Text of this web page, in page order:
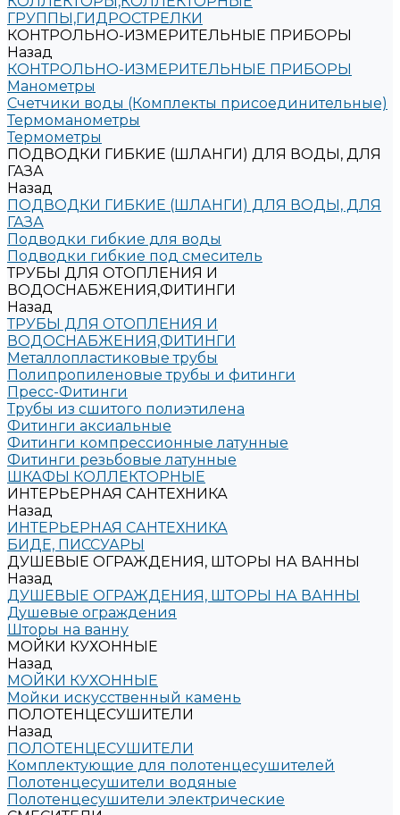
ГРУППЫ,ГИДРОСТРЕЛКИ
КОНТРОЛЬНО-ИЗМЕРИТЕЛЬНЫЕ ПРИБОРЫ
Назад
КОНТРОЛЬНО-ИЗМЕРИТЕЛЬНЫЕ ПРИБОРЫ
Манометры
Счетчики воды (Комплекты присоединительные)
Термоманометры
Термометры
ПОДВОДКИ ГИБКИЕ (ШЛАНГИ) ДЛЯ ВОДЫ, ДЛЯ
ГАЗА
Назад
ПОДВОДКИ ГИБКИЕ (ШЛАНГИ) ДЛЯ ВОДЫ, ДЛЯ
ГАЗА
Подводки гибкие для воды
Подводки гибкие под смеситель
ТРУБЫ ДЛЯ ОТОПЛЕНИЯ И
ВОДОСНАБЖЕНИЯ,ФИТИНГИ
Назад
ТРУБЫ ДЛЯ ОТОПЛЕНИЯ И
ВОДОСНАБЖЕНИЯ,ФИТИНГИ
Металлопластиковые трубы
Полипропиленовые трубы и фитинги
Пресс-Фитинги
Трубы из сшитого полиэтилена
Фитинги аксиальные
Фитинги компрессионные латунные
Фитинги резьбовые латунные
ШКАФЫ КОЛЛЕКТОРНЫЕ
ИНТЕРЬЕРНАЯ САНТЕХНИКА
Назад
ИНТЕРЬЕРНАЯ САНТЕХНИКА
БИДЕ, ПИССУАРЫ
ДУШЕВЫЕ ОГРАЖДЕНИЯ, ШТОРЫ НА ВАННЫ
Назад
ДУШЕВЫЕ ОГРАЖДЕНИЯ, ШТОРЫ НА ВАННЫ
Душевые ограждения
Шторы на ванну
МОЙКИ КУХОННЫЕ
Назад
МОЙКИ КУХОННЫЕ
Мойки искусственный камень
ПОЛОТЕНЦЕСУШИТЕЛИ
Назад
ПОЛОТЕНЦЕСУШИТЕЛИ
Комплектующие для полотенцесушителей
Полотенцесушители водяные
Полотенцесушители электрические